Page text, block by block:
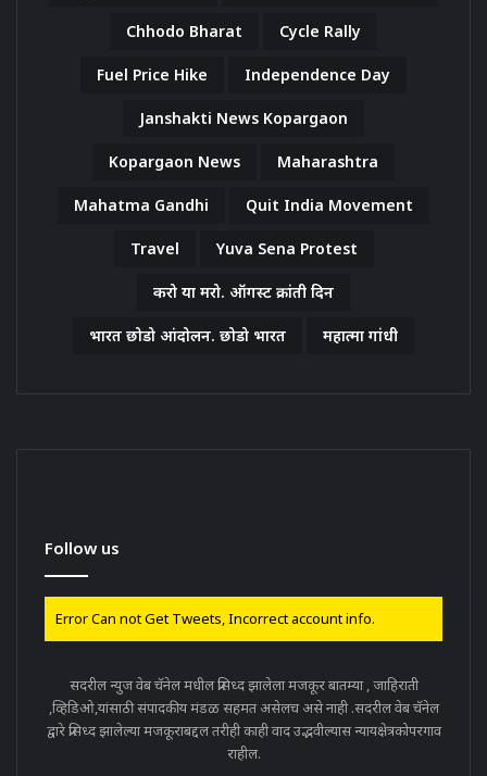
Chhodo Bharat Cycle Rally
Fuel Price Hike Independence Day
Janshakti News Kopargaon
Kopargaon News Maharashtra
Mahatma Gandhi Quit India Movement
Travel Yuva Sena Protest
करो या मरो. ऑगस्ट क्रांती दिन
भारत छोडो आंदोलन. छोडो भारत महात्मा गांधी
Follow us
Error Can not Get Tweets, Incorrect account info.
सदरील न्युज वेब चॅनेल मधील प्रसिध्द झालेला मजकूर बातम्या , जाहिराती
,व्हिडिओ,यांसाठी संपादकीय मंडळ सहमत असेलच असे नाही .सदरील वेब चॅनेल
द्वारे प्रसिध्द झालेल्या मजकूराबद्दल तरीही काही वाद उद्भवील्यास न्यायक्षेत्रकोपरगाव
राहील.